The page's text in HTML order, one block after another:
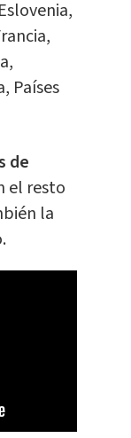
Países
de
el resto
la